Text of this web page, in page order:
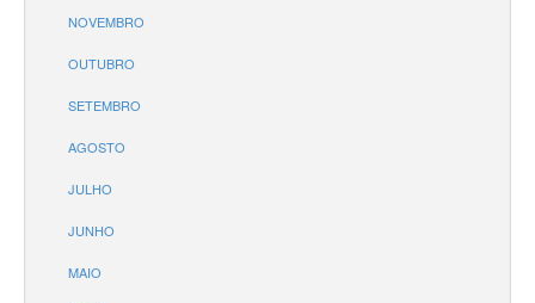
NOVEMBRO
OUTUBRO
SETEMBRO
AGOSTO
JULHO
JUNHO
MAIO